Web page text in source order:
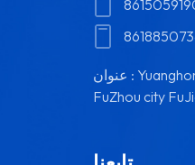
عنوان : Yuanghong Industrial Area FuQing
FuZhou city